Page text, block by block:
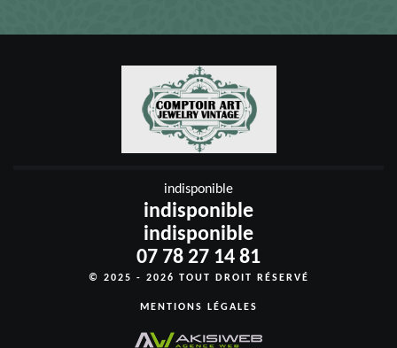
indisponible
indisponible
indisponible
07 78 27 14 81
© 2025 - 2026 TOUT DROIT RÉSERVÉ
MENTIONS LÉGALES